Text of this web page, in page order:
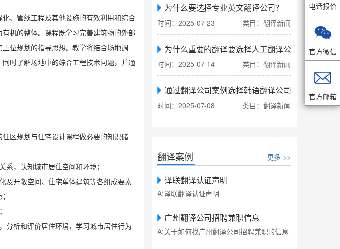
、管线工程及其他设施的有效利用和综合
机的整体。课程既学习完善建筑物的外部
位规划的指导思想。教学将结合场地调
时了解场地中的综合工程技术问题，并通
区规划与住宅设计课程做必要的知识储
系，认知城市居住空间和环境；
及开敞空间、住宅单体建筑等各组成要素
分析和评价居住环境，学习城市居住行为
为什么要选择专业英文翻译公司？
时间：2025-07-23 类目：翻译新闻
为什么重要的翻译要选择人工翻译公司
时间：2025-07-14 类目：翻译新闻
通过翻译公司案例选择韩语翻译公司
时间：2025-07-08 类目：翻译新闻
翻译案例 更多 >>
译联翻译认证声明
A:译联翻译认证声明
广州翻译公司招聘兼职信息
A:关于如何找广州翻译公司招聘兼职的信息
电话报价

官方微信

官方邮箱